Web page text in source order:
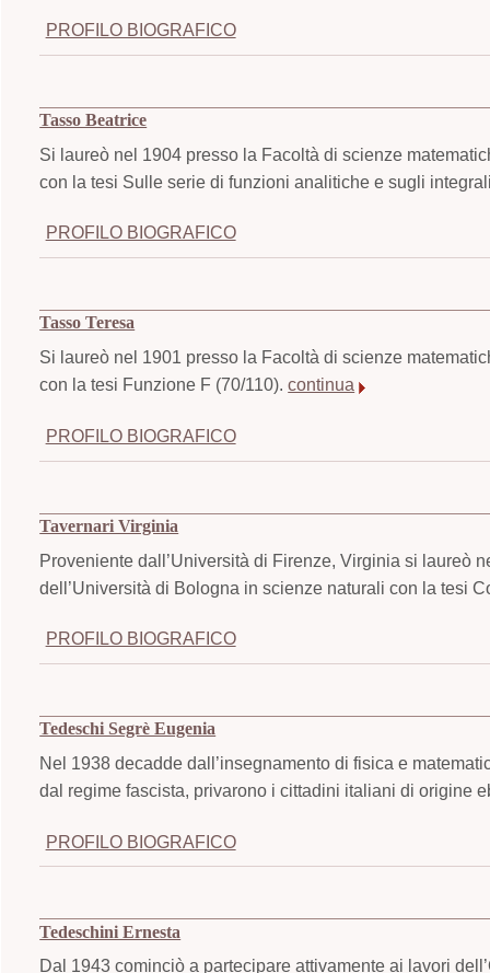
PROFILO BIOGRAFICO
Tasso Beatrice
Si laureò nel 1904 presso la Facoltà di scienze
con la tesi Sulle serie di funzioni analitiche e sugli
PROFILO BIOGRAFICO
Tasso Teresa
Si laureò nel 1901 presso la Facoltà di scienze
con la tesi Funzione F (70/110).continua
PROFILO BIOGRAFICO
Tavernari Virginia
Proveniente dall’Università di Firenze, Virginia si laureò
dell’Università di Bologna in scienze naturali con la tesi
PROFILO BIOGRAFICO
Tedeschi Segrè Eugenia
Nel 1938 decadde dall’insegnamento di fisica e
dal regime fascista, privarono i cittadini italiani di origine
PROFILO BIOGRAFICO
Tedeschini Ernesta
Dal 1943 cominciò a partecipare attivamente ai lavori